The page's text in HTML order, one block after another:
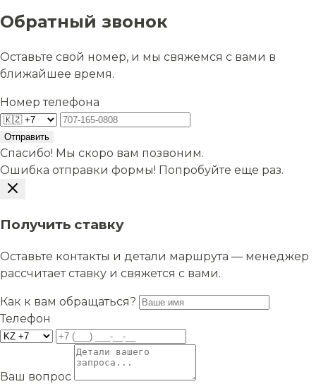
Обратный звонок
Оставьте свой номер, и мы свяжемся с вами в
ближайшее время.
Номер телефона
Отправить
Спасибо! Мы скоро вам позвоним.
Ошибка отправки формы! Попробуйте еще раз.
Получить ставку
Оставьте контакты и детали маршрута — менеджер
рассчитает ставку и свяжется с вами.
Как к вам обращаться?
Телефон
Ваш вопрос